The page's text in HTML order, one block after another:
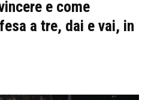
e come
a tre, dai e vai, in